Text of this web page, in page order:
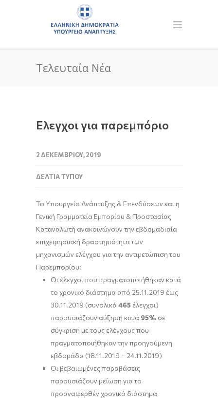
Τελευταία Νέα
Ελεγχοι για παρεμπόριο
2 ΔΕΚΕΜΒΡΊΟΥ, 2019
ΔΕΛΤΊΑ ΤΎΠΟΥ
Το Υπουργείο Ανάπτυξης & Επενδύσεων και η
Γενική Γραμματεία Εμπορίου & Προστασίας
Καταναλωτή ανακοινώνουν την εβδομαδιαία
επιχειρησιακή δραστηριότητα των
μηχανισμών ελέγχου για την αντιμετώπιση του
Παρεμπορίου:
Οι έλεγχοι που πραγματοποιήθηκαν κατά
το χρονικό διάστημα από 25.11.2019 έως
30.11.2019 (συνολικά 465 έλεγχοι)
παρουσιάζουν αύξηση κατά 95% σε
σύγκριση με τους ελέγχους που
πραγματοποιήθηκαν την προηγούμενη
εβδομάδα (18.11.2019 – 24.11.2019)
Οι βεβαιωμένες παραβάσεις
παρουσιάζουν μείωση για το
προαναφερθέν χρονικό διάστημα